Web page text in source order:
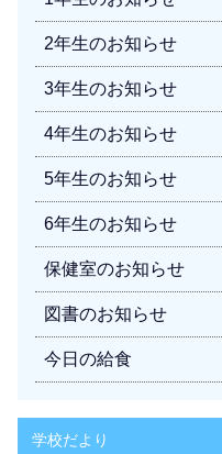
2年生のお知らせ
3年生のお知らせ
4年生のお知らせ
5年生のお知らせ
6年生のお知らせ
保健室のお知らせ
図書のお知らせ
今日の給食
学校だより